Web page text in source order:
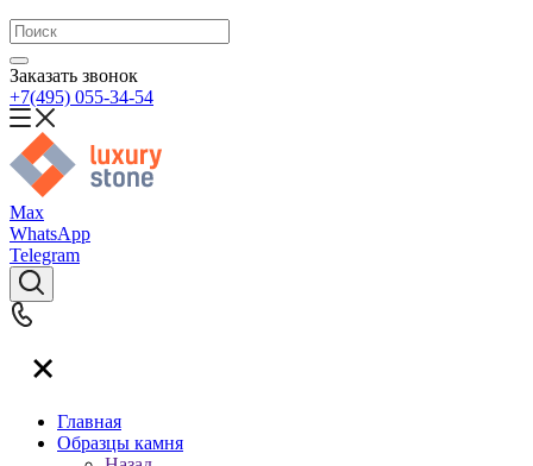
Заказать звонок
+7(495) 055-34-54
Max
WhatsApp
Telegram
Главная
Образцы камня